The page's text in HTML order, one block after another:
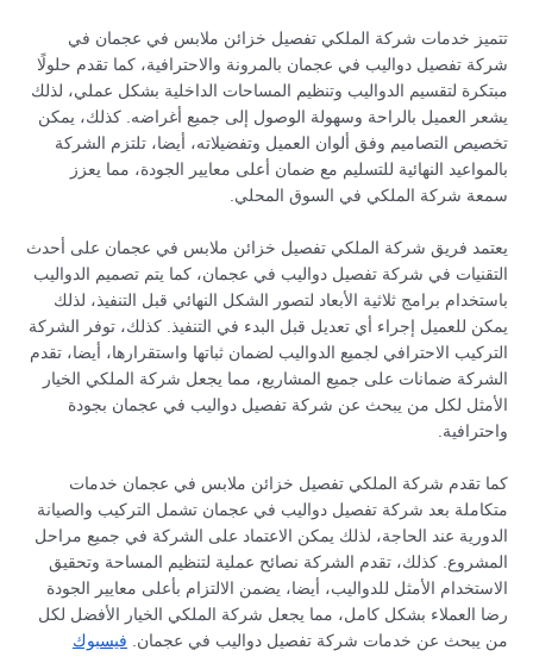
تتميز خدمات شركة الملكي تفصيل خزائن ملابس في عجمان في
شركة تفصيل دواليب في عجمان بالمرونة والاحترافية، كما تقدم حلولًا
مبتكرة لتقسيم الدواليب وتنظيم المساحات الداخلية بشكل عملي، لذلك
يشعر العميل بالراحة وسهولة الوصول إلى جميع أغراضه. كذلك، يمكن
تخصيص التصاميم وفق ألوان العميل وتفضيلاته، أيضا، تلتزم الشركة
بالمواعيد النهائية للتسليم مع ضمان أعلى معايير الجودة، مما يعزز
سمعة شركة الملكي في السوق المحلي.
يعتمد فريق شركة الملكي تفصيل خزائن ملابس في عجمان على أحدث
التقنيات في شركة تفصيل دواليب في عجمان، كما يتم تصميم الدواليب
باستخدام برامج ثلاثية الأبعاد لتصور الشكل النهائي قبل التنفيذ، لذلك
يمكن للعميل إجراء أي تعديل قبل البدء في التنفيذ. كذلك، توفر الشركة
التركيب الاحترافي لجميع الدواليب لضمان ثباتها واستقرارها، أيضا، تقدم
الشركة ضمانات على جميع المشاريع، مما يجعل شركة الملكي الخيار
الأمثل لكل من يبحث عن شركة تفصيل دواليب في عجمان بجودة
واحترافية.
كما تقدم شركة الملكي تفصيل خزائن ملابس في عجمان خدمات
متكاملة بعد شركة تفصيل دواليب في عجمان تشمل التركيب والصيانة
الدورية عند الحاجة، لذلك يمكن الاعتماد على الشركة في جميع مراحل
المشروع. كذلك، تقدم الشركة نصائح عملية لتنظيم المساحة وتحقيق
الاستخدام الأمثل للدواليب، أيضا، يضمن الالتزام بأعلى معايير الجودة
رضا العملاء بشكل كامل، مما يجعل شركة الملكي الخيار الأفضل لكل
من يبحث عن خدمات شركة تفصيل دواليب في عجمان. فيسبوك